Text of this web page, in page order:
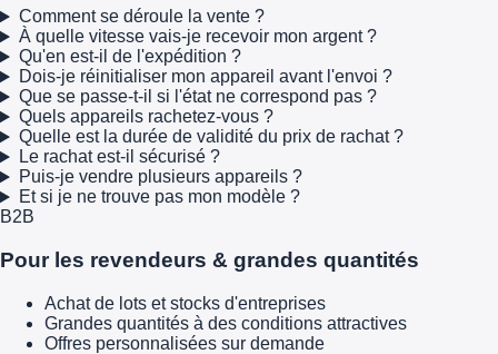
Comment se déroule la vente ?
À quelle vitesse vais-je recevoir mon argent ?
Qu'en est-il de l'expédition ?
Dois-je réinitialiser mon appareil avant l'envoi ?
Que se passe-t-il si l'état ne correspond pas ?
Quels appareils rachetez-vous ?
Quelle est la durée de validité du prix de rachat ?
Le rachat est-il sécurisé ?
Puis-je vendre plusieurs appareils ?
Et si je ne trouve pas mon modèle ?
B2B
Pour les revendeurs & grandes quantités
Achat de lots et stocks d'entreprises
Grandes quantités à des conditions attractives
Offres personnalisées sur demande